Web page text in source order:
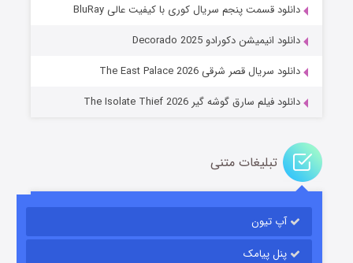
عملیات آپارتمان
قسمت۲ (زیرنویس) منتشر شد
دانلود قسمت پنجم سریال کوری با کیفیت عالی BluRay
دانلود انیمیشن دکورادو Decorado 2025
دانلود سریال قصر شرقی The East Palace 2026
دانلود فیلم سارق گوشه گیر The Isolate Thief 2026
تبلیغات متنی
آپ تیون
پنل پیامک